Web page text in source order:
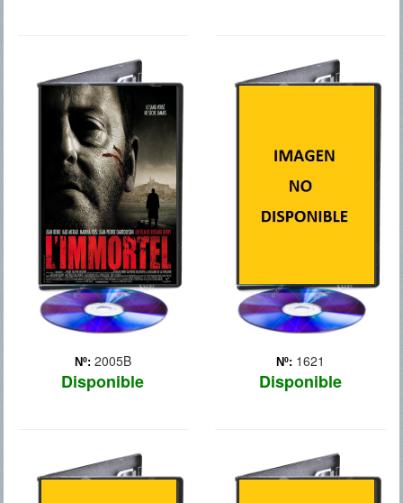
Nº: 2005B
Disponible
22 BALAS
Antiguo miembro de la
mafia retirado que lleva 3
años viviendo una placida
vida dedicado a su mujer y
a sus hijos. Una mañana,
unos hombres le atacan y
es dado por muerto
después de recibir ... Más
Nº: 1621
Disponible
Bobby Trench (Denzel
Washington), y un oficial de
Michael Stigman (Mark
Wahlberg), consiguen
dólares a la mafia. El